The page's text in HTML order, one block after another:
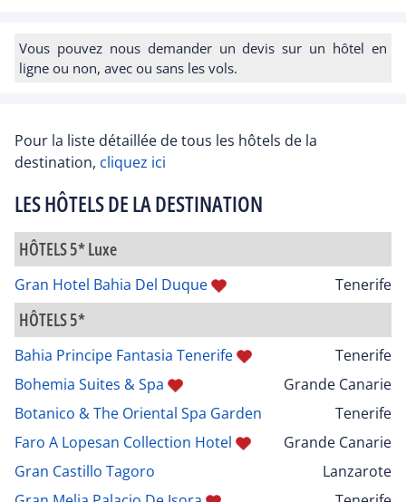
Vous pouvez nous demander un devis sur un hôtel en
ligne ou non, avec ou sans les vols.
Pour la liste détaillée de tous les hôtels de la
destination, cliquez ici
LES HÔTELS DE LA DESTINATION
HÔTELS 5* Luxe
Gran Hotel Bahia Del Duque Tenerife
HÔTELS 5*
Bahia Principe Fantasia Tenerife
Tenerife
Bohemia Suites & Spa
Grande Canarie
Botanico & The Oriental Spa Garden
Tenerife
Faro A Lopesan Collection Hotel
Grande Canarie
Gran Castillo Tagoro
Lanzarote